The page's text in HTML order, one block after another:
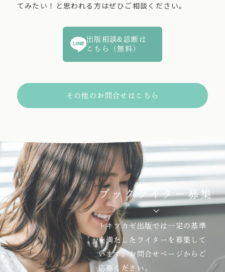
てみたい！と思われる方はぜひご相談ください。
出版相談&診断は
こちら（無料）
その他のお問合せはこちら
ブックライター募集
トキツカゼ出版では一定の基準
を満たしたライターを募集して
います。お問合せページからご
応募ください。